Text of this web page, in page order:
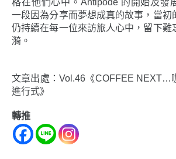
格在他們心中。Antipode 的開始及發
一段因為分享而夢想成真的故事，當初
仍持續在每一位來訪旅人心中，留下難
漪。
文章出處：Vol.46《COFFEE NEXT…
進行式》
轉推